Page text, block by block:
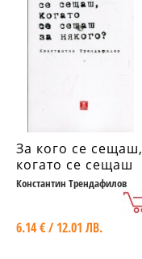
За кого се сещаш,
когато се сещаш
за някого?
Константин Трендафилов
6.14 € / 12.01 ЛВ.